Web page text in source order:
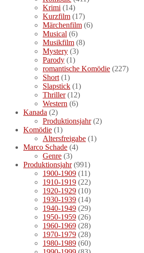
Krimi (14)
Kurzfilm (17)
Märchenfilm (6)
Musical (6)
Musikfilm (8)
Mystery (3)
Parody (1)
romantische Komödie (227)
Short (1)
Slapstick (1)
Thriller(12)
Western (6)
Kanada (2)
Produktionsjahr(2)
Komödie (1)
Altersfreigabe (1)
Marco Schade (4)
Genre (3)
Produktionsjahr(991)
1900-1909 (11)
1910-1919 (22)
1920-1929 (10)
1930-1939 (14)
1940-1949 (29)
1950-1959 (26)
1960-1969 (28)
1970-1979 (28)
1980-1989 (60)